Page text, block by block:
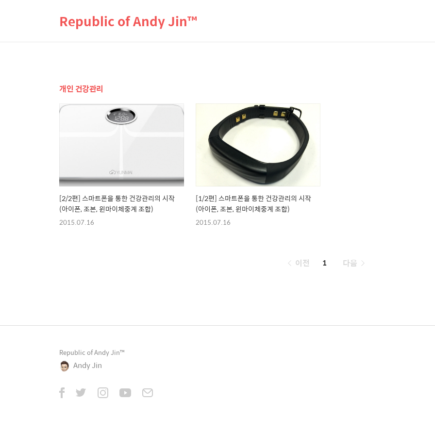
Republic of Andy Jin™
개인 건강관리
[2/2편] 스마트폰을 통한 건강관리의 시작
(아이폰, 조본, 윈마이체중계 조합)
2015.07.16
[1/2편] 스마트폰을 통한 건강관리의 시작
(아이폰, 조본, 윈마이체중계 조합)
2015.07.16
페
이전 1 다음
Republic of Andy Jin™
Andy Jin